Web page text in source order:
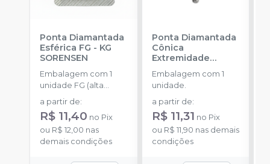
Ponta Diamantada
Esférica FG - KG
SORENSEN
Embalagem com 1
unidade FG (alta
rotação).
a partir de:
R$ 11,40 no Pix
ou R$ 12,00 nas
demais condições
Ponta Diamantada
Cônica
Extremidade
Arredondada FG
KG SORENSEN
Embalagem com 1
unidade.
a partir de:
R$ 11,31 no Pix
ou R$ 11,90 nas demais
condições